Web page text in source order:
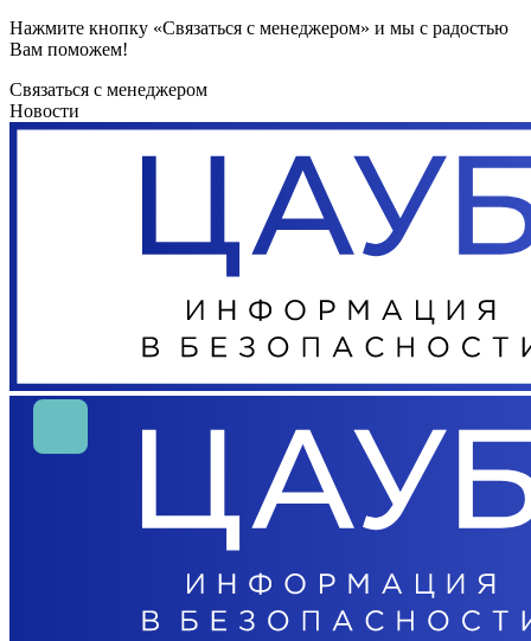
Нажмите кнопку «Связаться с менеджером» и мы с радостью
Вам поможем!
Связаться с менеджером
Новости